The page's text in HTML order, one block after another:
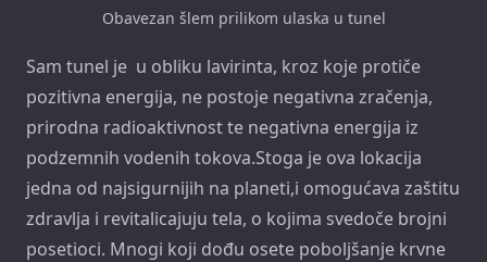
Obavezan šlem prilikom ulaska u tunel
Sam tunel je u obliku lavirinta, kroz koje protiče
pozitivna energija, ne postoje negativna zračenja,
prirodna radioaktivnost te negativna energija iz
podzemnih vodenih tokova.Stoga je ova lokacija
jedna od najsigurnijih na planeti,i omogućava zaštitu
zdravlja i revitalicajuju tela, o kojima svedoče brojni
posetioci. Mnogi koji dođu osete poboljšanje krvne